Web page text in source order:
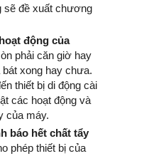
sẽ đề xuất chương
động của
phải căn giờ hay
xong hay chưa.
thiết bị di động cài
các hoạt động và
của máy.
báo hết chất tẩy
phép thiết bị của